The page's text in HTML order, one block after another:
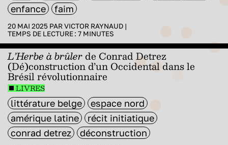
enfance
faim
20 MAI 2025 PARVICTOR RAYNAUD |
TEMPS DE LECTURE : 7 MINUTES
L’Herbe à brûlerde Conrad Detrez
(Dé)construction d’un Occidental dans le
Brésil révolutionnaire
LIVRES
littérature belge
espace nord
amérique latine
récit initiatique
conrad detrez
déconstruction